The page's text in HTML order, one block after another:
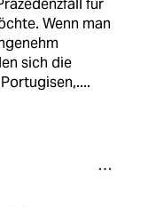
für
Wenn man
sich die